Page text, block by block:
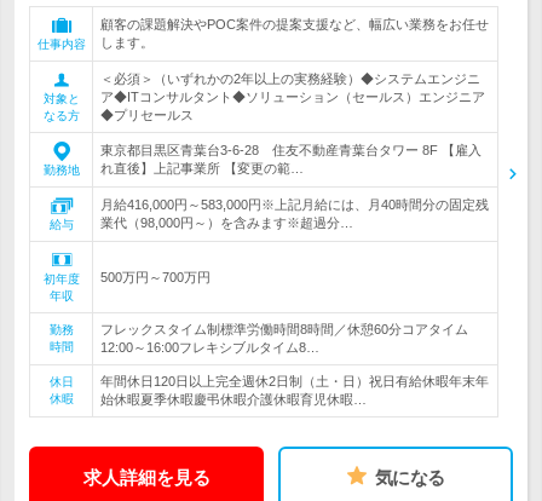
仕事内容
顧客の課題解決やPOC案件の提案支援など、幅広い業務をお任せ
します。
対象と
なる方
＜必須＞（いずれかの2年以上の実務経験）◆システムエンジニ
ア◆ITコンサルタント◆ソリューション（セールス）エンジニア
◆プリセールス
勤務地
東京都目黒区青葉台3-6-28 住友不動産青葉台タワー 8F 【雇入
れ直後】上記事業所 【変更の範…
給与
月給416,000円～583,000円※上記月給には、月40時間分の固定残
業代（98,000円～）を含みます※超過分…
初年度
年収
500万円～700万円
勤務
時間
フレックスタイム制標準労働時間8時間／休憩60分コアタイム
12:00～16:00フレキシブルタイム8…
休日
休暇
年間休日120日以上完全週休2日制（土・日）祝日有給休暇年末年
始休暇夏季休暇慶弔休暇介護休暇育児休暇…
求人詳細を見る 気になる